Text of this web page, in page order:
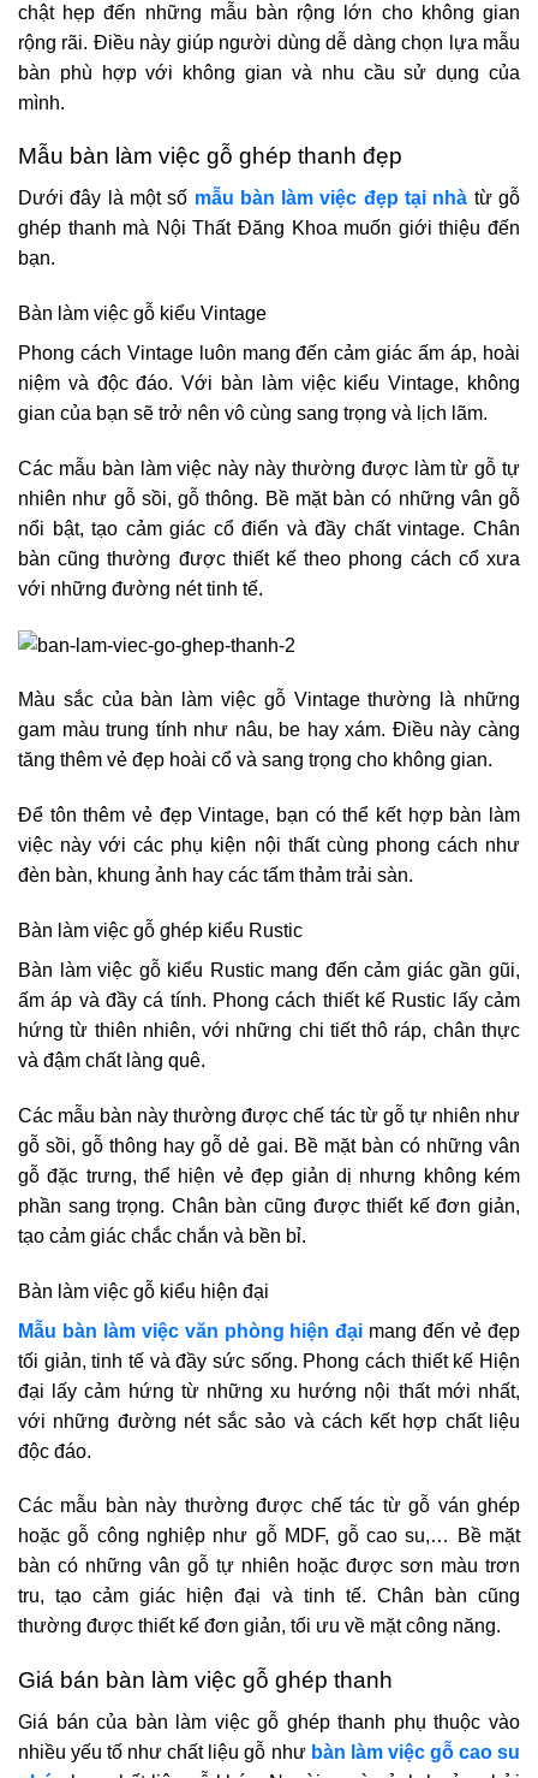
chật hẹp đến những mẫu bàn rộng lớn cho không gian
rộng rãi. Điều này giúp người dùng dễ dàng chọn lựa mẫu
bàn phù hợp với không gian và nhu cầu sử dụng của
mình.
Mẫu bàn làm việc gỗ ghép thanh đẹp
Dưới đây là một số mẫu bàn làm việc đẹp tại nhà từ gỗ
ghép thanh mà Nội Thất Đăng Khoa muốn giới thiệu đến
bạn.
Bàn làm việc gỗ kiểu Vintage
Phong cách Vintage luôn mang đến cảm giác ấm áp, hoài
niệm và độc đáo. Với bàn làm việc kiểu Vintage, không
gian của bạn sẽ trở nên vô cùng sang trọng và lịch lãm.
Các mẫu bàn làm việc này này thường được làm từ gỗ tự
nhiên như gỗ sồi, gỗ thông. Bề mặt bàn có những vân gỗ
nổi bật, tạo cảm giác cổ điển và đầy chất vintage. Chân
bàn cũng thường được thiết kế theo phong cách cổ xưa
với những đường nét tinh tế.
Màu sắc của bàn làm việc gỗ Vintage thường là những
gam màu trung tính như nâu, be hay xám. Điều này càng
tăng thêm vẻ đẹp hoài cổ và sang trọng cho không gian.
Để tôn thêm vẻ đẹp Vintage, bạn có thể kết hợp bàn làm
việc này với các phụ kiện nội thất cùng phong cách như
đèn bàn, khung ảnh hay các tấm thảm trải sàn.
Bàn làm việc gỗ ghép kiểu Rustic
Bàn làm việc gỗ kiểu Rustic mang đến cảm giác gần gũi,
ấm áp và đầy cá tính. Phong cách thiết kế Rustic lấy cảm
hứng từ thiên nhiên, với những chi tiết thô ráp, chân thực
và đậm chất làng quê.
Các mẫu bàn này thường được chế tác từ gỗ tự nhiên như
gỗ sồi, gỗ thông hay gỗ dẻ gai. Bề mặt bàn có những vân
gỗ đặc trưng, thể hiện vẻ đẹp giản dị nhưng không kém
phần sang trọng. Chân bàn cũng được thiết kế đơn giản,
tạo cảm giác chắc chắn và bền bỉ.
Bàn làm việc gỗ kiểu hiện đại
Mẫu bàn làm việc văn phòng hiện đại mang đến vẻ đẹp
tối giản, tinh tế và đầy sức sống. Phong cách thiết kế Hiện
đại lấy cảm hứng từ những xu hướng nội thất mới nhất,
với những đường nét sắc sảo và cách kết hợp chất liệu
độc đáo.
Các mẫu bàn này thường được chế tác từ gỗ ván ghép
hoặc gỗ công nghiệp như gỗ MDF, gỗ cao su,… Bề mặt
bàn có những vân gỗ tự nhiên hoặc được sơn màu trơn
tru, tạo cảm giác hiện đại và tinh tế. Chân bàn cũng
thường được thiết kế đơn giản, tối ưu về mặt công năng.
Giá bán bàn làm việc gỗ ghép thanh
Giá bán của bàn làm việc gỗ ghép thanh phụ thuộc vào
nhiều yếu tố như chất liệu gỗ như bàn làm việc gỗ cao su